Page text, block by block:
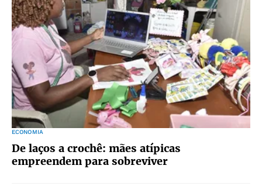
ECONOMIA
De laços a crochê: mães atípicas
empreendem para sobreviver